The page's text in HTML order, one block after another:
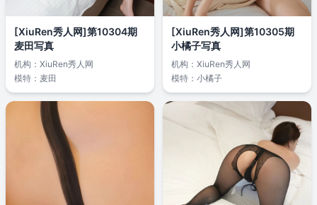
[XiuRen秀人网]第10304期
麦田写真
机构： XiuRen秀人网
模特： 麦田
[XiuRen秀人网]第10305期
小橘子写真
机构： XiuRen秀人网
模特： 小橘子